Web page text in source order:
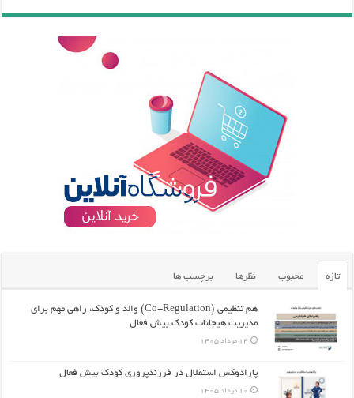
تازه محبوب نظرها برچسب ها
هم تنظیمی (Co-Regulation) والد و کودک، راهی مهم برای
مدیریت هیجانات کودک بیش فعال
14 مرداد 1405
پارادوکس استقلال در فرزندپروری کودک بیش فعال
10 مرداد 1405